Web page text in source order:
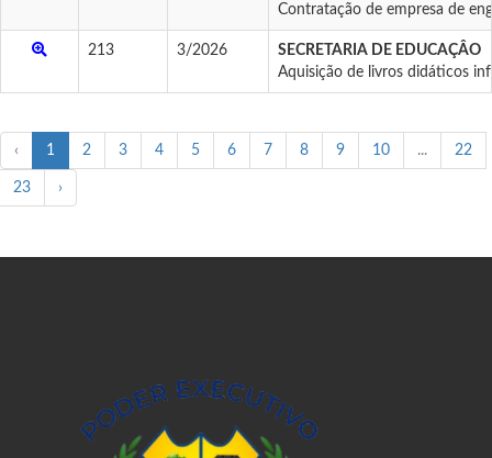
Contratação de empresa de
213 3/2026
SECRETARIA DE EDUCAÇÂO
Aquisição de livros didáticos
‹ 1 2 3 4 5 6 7 8 9 10 ... 22
23 ›